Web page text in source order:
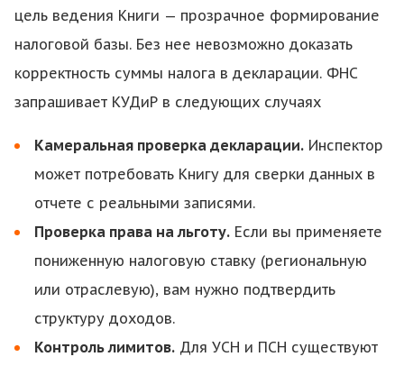
цель ведения Книги — прозрачное формирование
налоговой базы. Без нее невозможно доказать
корректность суммы налога в декларации. ФНС
запрашивает КУДиР в следующих случаях
Камеральная проверка декларации. Инспектор
может потребовать Книгу для сверки данных в
отчете с реальными записями.
Проверка права на льготу. Если вы применяете
пониженную налоговую ставку (региональную
или отраслевую), вам нужно подтвердить
структуру доходов.
Контроль лимитов. Для УСН и ПСН существуют